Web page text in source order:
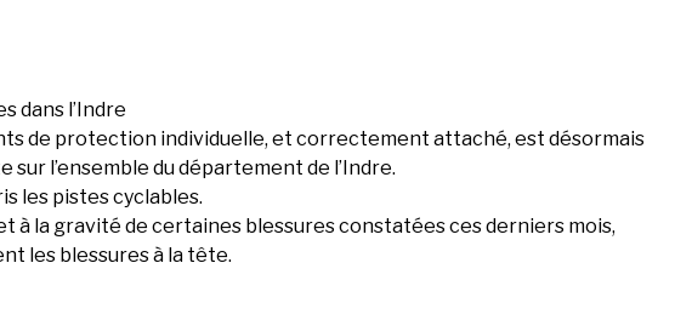
dans l’Indre
de protection individuelle, et correctement attaché, est désormais
l’ensemble du département de l’Indre.
les pistes cyclables.
la gravité de certaines blessures constatées ces derniers mois,
les blessures à la tête.